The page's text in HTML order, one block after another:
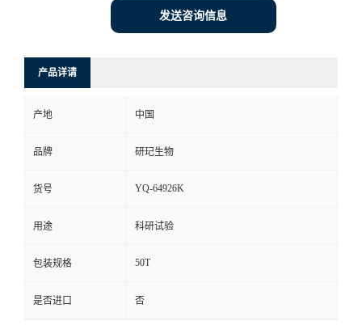
发送咨询信息
产品详请
产地 中国
品牌 研玘生物
货号 YQ-64926K
用途 科研试验
包装规格 50T
是否进口 否